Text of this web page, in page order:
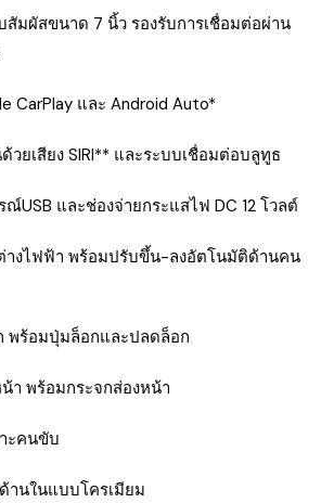
สัมผัสขนาด 7 นิ้ว รองรับการเชื่อมต่อผ่าน
CarPlay และ Android Auto*
วยเสียง SIRI** และระบบเชื่อมต่อบลูทูธ
USB และช่องจ่ายกระแสไฟ DC 12 โวลต์
างไฟฟ้า พร้อมปรับขึ้น-ลงอัตโนมัติด้านคน
พร้อมปุ่มล็อกและปลดล็อก
า พร้อมกระจกส่องหน้า
ะคนขับ
านในแบบโครเมียม